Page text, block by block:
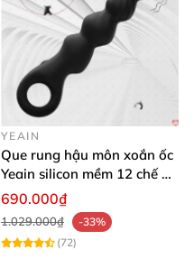
YEAIN
Que rung hậu môn xoắn ốc
Yeain silicon mềm 12 chế độ
rung đa dạng
690.000₫
1.029.000₫
-33%
(72)